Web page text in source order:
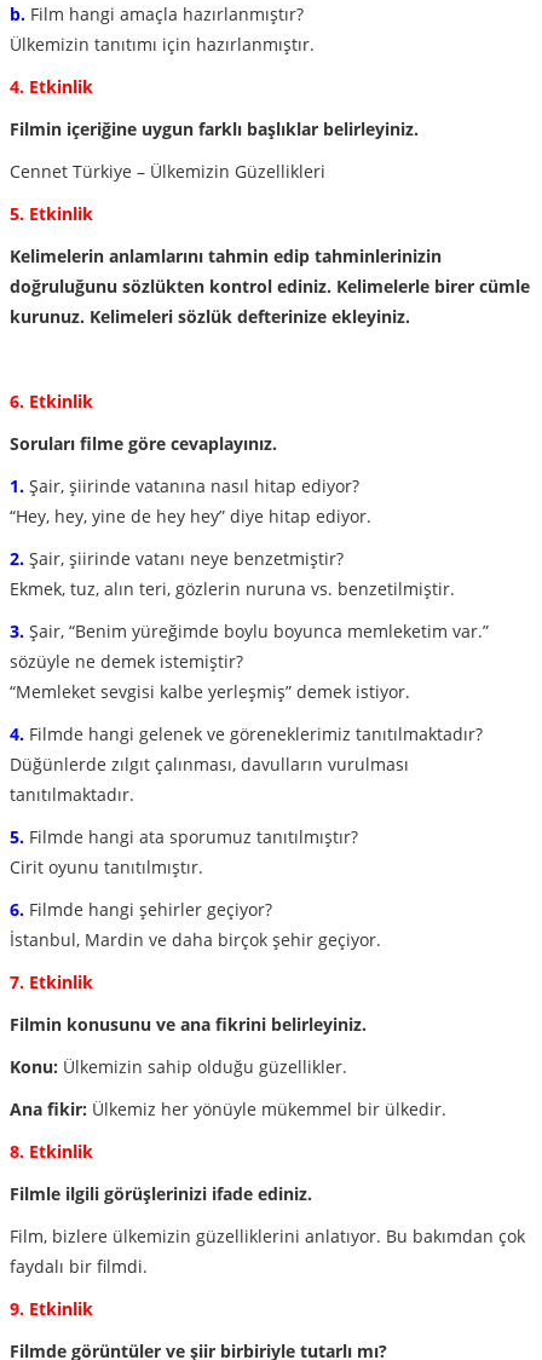
b. Film hangi amaçla hazırlanmıştır?
Ülkemizin tanıtımı için hazırlanmıştır.
4. Etkinlik
Filmin içeriğine uygun farklı başlıklar belirleyiniz.
Cennet Türkiye – Ülkemizin Güzellikleri
5. Etkinlik
Kelimelerin anlamlarını tahmin edip tahminlerinizin
doğruluğunu sözlükten kontrol ediniz. Kelimelerle birer cümle
kurunuz. Kelimeleri sözlük defterinize ekleyiniz.
6. Etkinlik
Soruları filme göre cevaplayınız.
1. Şair, şiirinde vatanına nasıl hitap ediyor?
“Hey, hey, yine de hey hey” diye hitap ediyor.
2. Şair, şiirinde vatanı neye benzetmiştir?
Ekmek, tuz, alın teri, gözlerin nuruna vs. benzetilmiştir.
3. Şair, “Benim yüreğimde boylu boyunca memleketim var.”
sözüyle ne demek istemiştir?
“Memleket sevgisi kalbe yerleşmiş” demek istiyor.
4. Filmde hangi gelenek ve göreneklerimiz tanıtılmaktadır?
Düğünlerde zılgıt çalınması, davulların vurulması
tanıtılmaktadır.
5. Filmde hangi ata sporumuz tanıtılmıştır?
Cirit oyunu tanıtılmıştır.
6. Filmde hangi şehirler geçiyor?
İstanbul, Mardin ve daha birçok şehir geçiyor.
7. Etkinlik
Filmin konusunu ve ana fikrini belirleyiniz.
Konu: Ülkemizin sahip olduğu güzellikler.
Ana fikir: Ülkemiz her yönüyle mükemmel bir ülkedir.
8. Etkinlik
Filmle ilgili görüşlerinizi ifade ediniz.
Film, bizlere ülkemizin güzelliklerini anlatıyor. Bu bakımdan çok
faydalı bir filmdi.
9. Etkinlik
Filmde görüntüler ve şiir birbiriyle tutarlı mı?